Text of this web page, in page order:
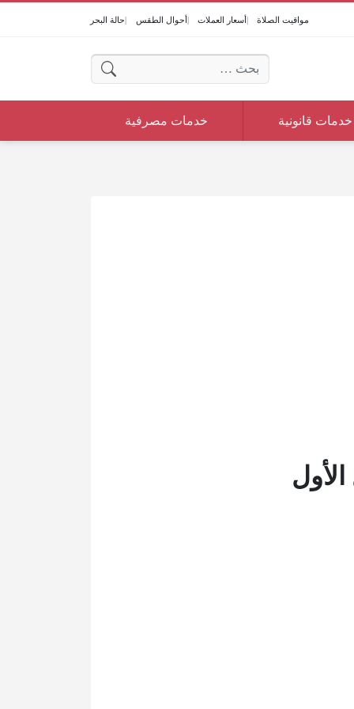
مواقيت الصلاة أسعار العملات أحوال الطقس حالة البحر
البحث عن:
خدمات قانونية خدمات مصرفية